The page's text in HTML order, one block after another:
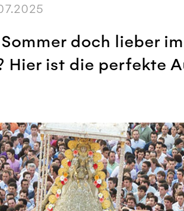
doch lieber
Hier ist die perfekte